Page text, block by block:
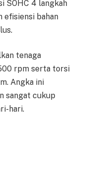
SOHC 4 langkah
efisiensi bahan
tenaga
rpm serta torsi
Angka ini
sangat cukup
hari.